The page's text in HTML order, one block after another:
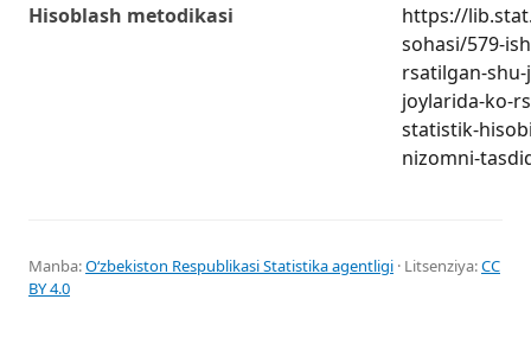
Hisoblash metodikasi
https://
sohasi/579-
rsatilgan-
joylarida-ko-
statistik-
nizomni-
Manba:Oʻzbekiston Respublikasi Statistika agentligi · Litsenziya:CC
BY 4.0